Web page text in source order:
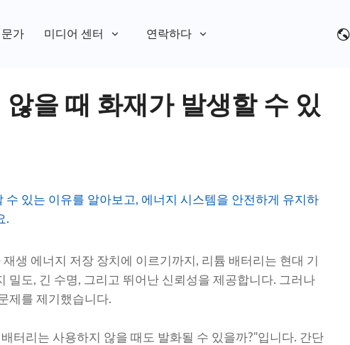
가 미디어 센터 연락하다
을 때 화재가 발생할 수 있
있는 이유를 알아보고, 에너지 시스템을 안전하게 유지하
.
생 에너지 저장 장치에 이르기까지, 리튬 배터리는 현대 기
밀도, 긴 수명, 그리고 뛰어난 신뢰성을 제공합니다. 그러나
제를 제기했습니다.
터리는 사용하지 않을 때도 발화될 수 있을까?"입니다. 간단